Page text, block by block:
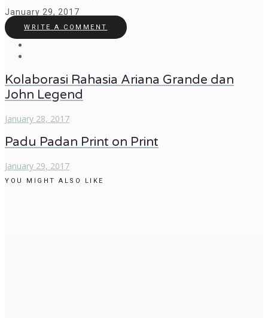
January 29, 2017
WRITE A COMMENT
Kolaborasi Rahasia Ariana Grande dan
John Legend
January 28, 2017
Padu Padan Print on Print
January 29, 2017
YOU MIGHT ALSO LIKE